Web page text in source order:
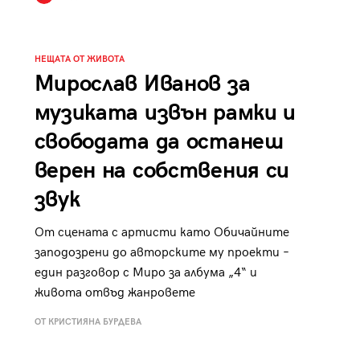
НЕЩАТА ОТ ЖИВОТА
Мирослав Иванов за
музиката извън рамки и
свободата да останеш
верен на собствения си
звук
От сцената с артисти като Обичайните
заподозрени до авторските му проекти –
един разговор с Миро за албума „4“ и
живота отвъд жанровете
ОТ КРИСТИЯНА БУРДЕВА
29 /29